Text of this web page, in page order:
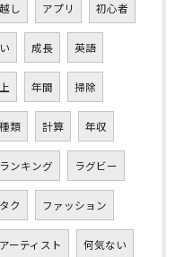
し アプリ 初心者
成長 英語
年間 掃除
種類 計算 年収
ランキング ラグビー
ク ファッション
ーティスト 何気ない